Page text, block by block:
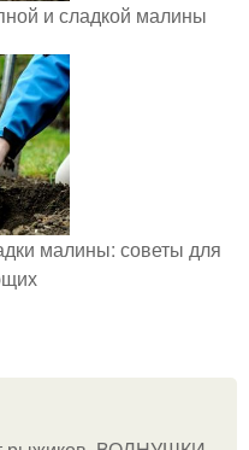
и сладкой малины
малины: советы для